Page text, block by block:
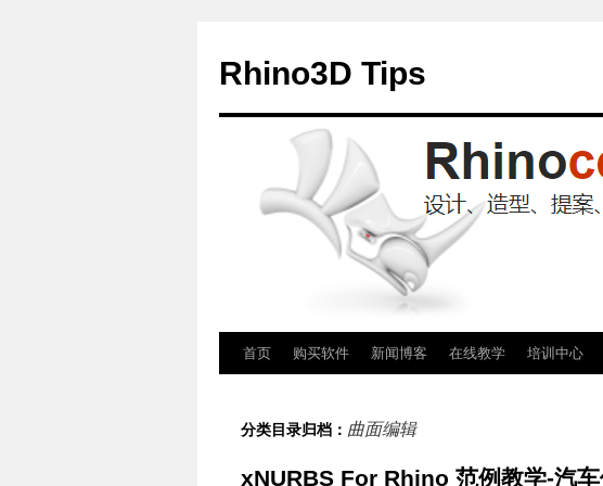
Rhino3D Tips
正
文
首页 购买软件 新闻博客 在线教学 培训中心
分类目录归档： 曲面编辑
xNURBS For Rhino 范例教学-汽